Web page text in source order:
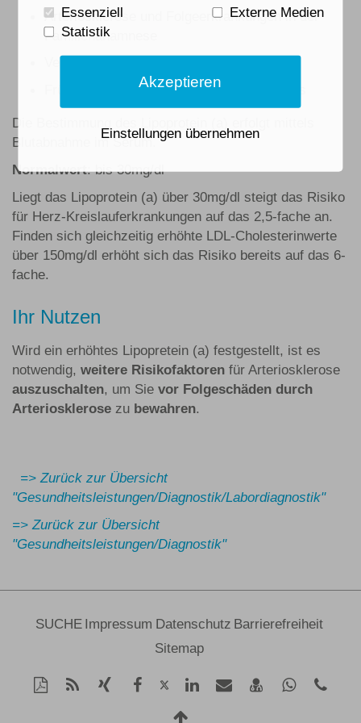
Arteriosklerose und Folgeerkrankungen in der
Familienanamnese
Verdacht auf koronare Herzkrankheit
Früherkennung eines Arterioskleroserisikos
Die Bestimmung des Lipoprotein (a) erfolgt mittels
Blutabnahme im Serum.
Normalwert: bis 30mg/dl
Liegt das Lipoprotein (a) über 30mg/dl steigt das Risiko
für Herz-Kreislauferkrankungen auf das 2,5-fache an.
Finden sich gleichzeitig erhöhte LDL-Cholesterinwerte
über 150mg/dl erhöht sich das Risiko bereits auf das 6-
fache.
Ihr Nutzen
Wird ein erhöhtes Lipopretein (a) festgestellt, ist es
notwendig, weitere Risikofaktoren für Arteriosklerose
auszuschalten, um Sie vor Folgeschäden durch
Arteriosklerose zu bewahren.
=> Zurück zur Übersicht
"Gesundheitsleistungen/Diagnostik/Labordiagnostik"
=> Zurück zur Übersicht
"Gesundheitsleistungen/Diagnostik"
SUCHE Impressum Datenschutz Barrierefreiheit
Sitemap
Diese
Seite
RSS-
Feed
Auf
Xing
Facebook
Auf
teilen
LinkedIn
Per
Mail
vCard
speichern
Auf
Whatsapp
Essenziell
Externe Medien
Statistik
Akzeptieren
Einstellungen übernehmen